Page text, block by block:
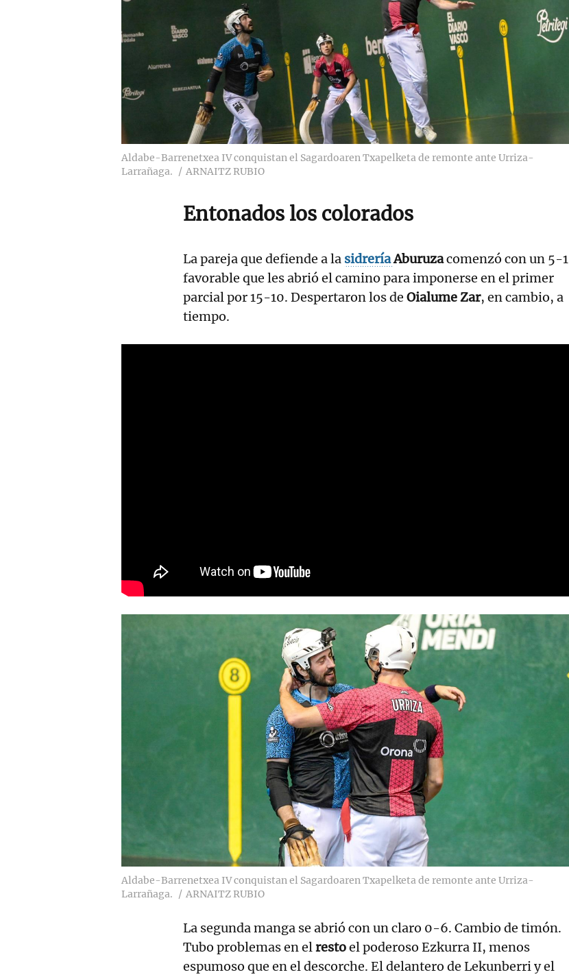
Aldabe-Barrenetxea IV conquistan el Sagardoaren Txapelketa de remonte ante Urriza-
Larrañaga.
ARNAITZ RUBIO
Entonados los colorados
La pareja que defiende a la sidreríaAburuzacomenzó con un 5-1
favorable que les abrió el camino para imponerse en el primer
parcial por 15-10. Despertaron los de Oialume Zar, en cambio, a
tiempo.
Aldabe-Barrenetxea IV conquistan el Sagardoaren Txapelketa de remonte ante Urriza-
Larrañaga.
ARNAITZ RUBIO
La segunda manga se abrió con un claro 0-6. Cambio de timón.
Tubo problemas en elrestoel poderoso Ezkurra II, menos
espumoso que en el descorche. El delantero de Lekunberri y el